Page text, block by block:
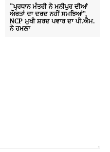
“ਪ੍ਰਧਾਨ ਮੰਤਰੀ ਨੇ ਮਨੀਪੁਰ ਦੀਆਂ
ਔਰਤਾਂ ਦਾ ਦਰਦ ਨਹੀਂ ਸਮਝਿਆਂ”,
NCP ਮੁਖੀ ਸ਼ਰਦ ਪਵਾਰ ਦਾ ਪੀ.ਐਮ.
ਨੇ ਹਮਲਾ